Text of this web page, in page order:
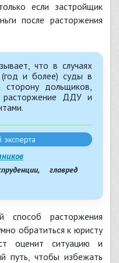
если застройщик
после расторжения
что в случаях
(год и более) суды в
дольщиков,
расторжение ДДУ и
главред
расторжения
обратиться к юристу
оценит ситуацию и
путь, чтобы избежать